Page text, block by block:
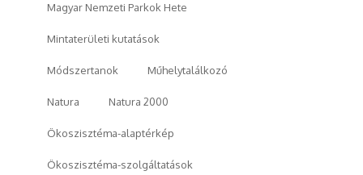
Magyar Nemzeti Parkok Hete
Mintaterületi kutatások
Módszertanok Műhelytalálkozó
Natura Natura 2000
Ökoszisztéma-alaptérkép
Ökoszisztéma-szolgáltatások